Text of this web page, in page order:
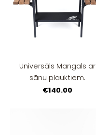
Universāls Mangals ar
sānu plauktiem.
€140.00